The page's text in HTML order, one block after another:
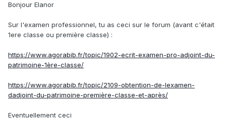
Bonjour Elanor
Sur l'examen professionnel, tu as ceci sur le forum (avant c'était
1ere classe ou première classe) :
https://www.agorabib.fr/topic/1902-ecrit-examen-pro-adjoint-du-
patrimoine-1ère-classe/
https://www.agorabib.fr/topic/2109-obtention-de-lexamen-
dadjoint-du-patrimoine-première-classe-et-après/
Eventuellement ceci